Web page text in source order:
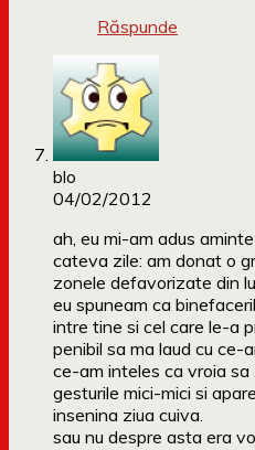
Răspunde
blo
04/02/2012
ah, eu mi-am adus
cateva zile: am donat o
zonele defavorizate din
eu spuneam ca
intre tine si cel care le-a
penibil sa ma laud cu ce-
ce-am inteles ca vroia sa
gesturile mici-mici si
insenina ziua cuiva.
sau nu despre asta era